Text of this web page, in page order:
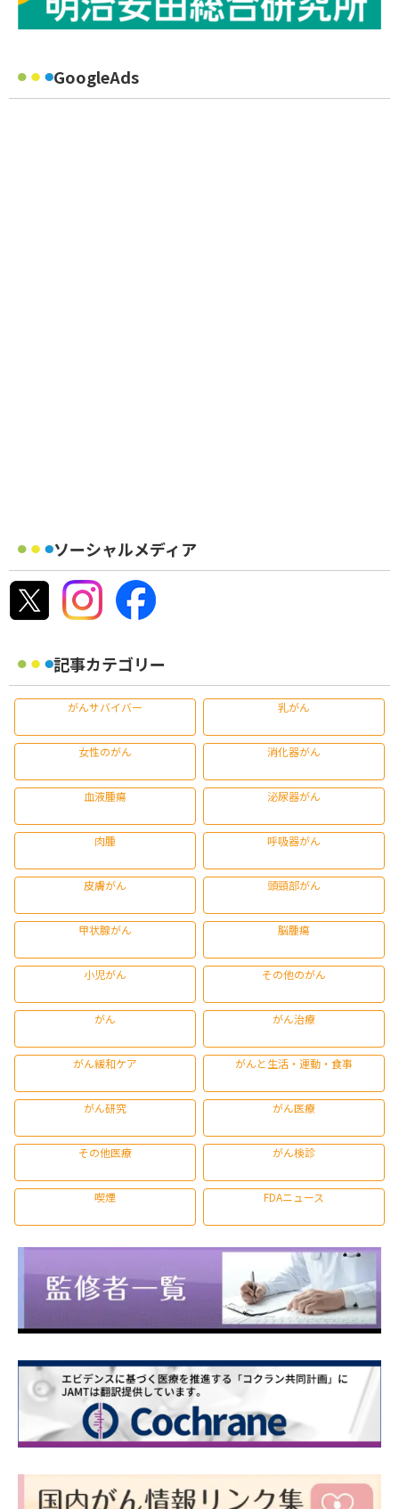
GoogleAds
ソーシャルメディア
記事カテゴリー
がんサバイバー 乳がん
女性のがん 消化器がん
血液腫瘍 泌尿器がん
肉腫 呼吸器がん
皮膚がん 頭頸部がん
甲状腺がん 脳腫瘍
小児がん その他のがん
がん がん治療
がん緩和ケア がんと生活・運動・食事
がん研究 がん医療
その他医療 がん検診
喫煙 FDAニュース